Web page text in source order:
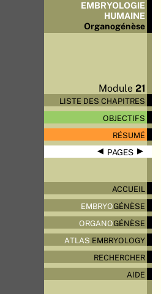
EMBRYOLOGIE
HUMAINE
Organogénèse
Module21
LISTE DES CHAPITRES
OBJECTIFS
RÉSUMÉ
◀ PAGES▶
ACCUEIL
EMBRYOGÉNÈSE
ORGANOGÉNÈSE
ATLAS EMBRYOLOGY
RECHERCHER
AIDE